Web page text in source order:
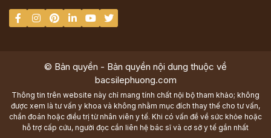
© Bản quyền - Bản quyền nội dung thuộc về
bacsilephuong.com
Thông tin trên website này chỉ mang tính chất nội bộ tham khảo; không
được xem là tư vấn y khoa và không nhằm mục đích thay thế cho tư vấn,
chẩn đoán hoặc điều trị từ nhân viên y tế. Khi có vấn đề về sức khỏe hoặc
hỗ trợ cấp cứu, người đọc cần liên hệ bác sĩ và cơ sở y tế gần nhất